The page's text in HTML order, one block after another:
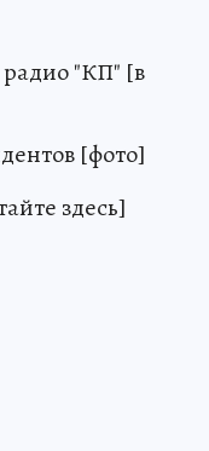
"КП" [в
[фото]
здесь]